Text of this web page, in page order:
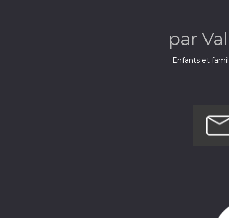
par
Enfants et